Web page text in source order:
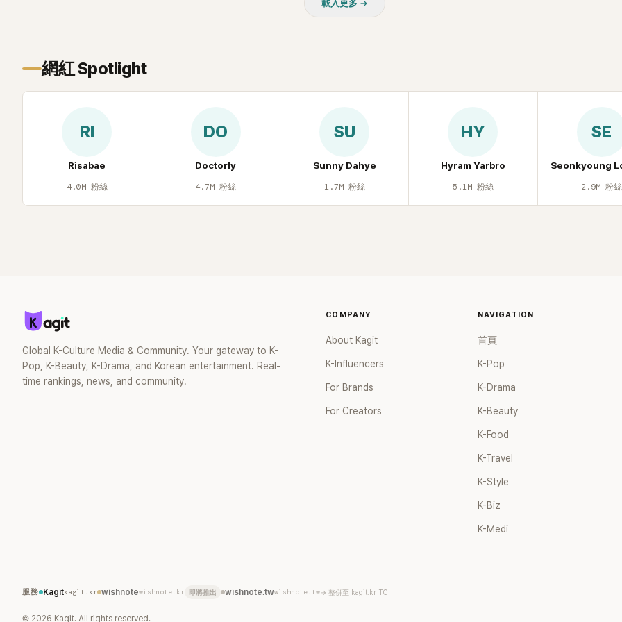
言，當時確實被質疑動過隆胸手術。她回
時隆胸手術幾乎只有「腋下切開」一種方式，
脆把腋下給大家看，證明我根本沒動過。」
笑。 事實上，早在 2006 年，李智惠就為
了證明自己沒有「隆乳」，真的召開了一場泳
去」的直率性格。其實她過去也曾在 SBS
節目《脫掉鞋子恢單4Men》 中，親自公開
重提這段至今仍被粉絲視為黑歷史代表作
的事件。 回顧李智惠的演藝路，她於
1998 年以混聲團體 S#arp 成員身分出
滿。如今除了持續活躍於綜藝節目，她經
營的 YouTube 頻道也即將突破百萬訂閱，
二春。
載入更多 →
網紅 Spotlight
RI
Risabae
4.0M 粉絲
DO
Doctorly
4.7M 粉絲
SU
Sunny Dahye
1.7M 粉絲
HY
Hyram Yarbro
5.1M 粉絲
SE
Seonkyoung
2.9M 粉絲
Global K-Culture Media & Community. Your gateway to K-
Pop, K-Beauty, K-Drama, and Korean entertainment. Real-
time rankings, news, and community.
COMPANY
About Kagit
K-Influencers
For Brands
For Creators
NAVIGATION
首頁
K-Pop
K-Drama
K-Beauty
K-Food
K-Travel
K-Style
K-Biz
K-Medi
服務 Kagitkagit.kr wishnotewishnote.kr 即將推出 wishnote.twwishnote.tw→ 整併至 kagit.kr TC
© 2026 Kagit. All rights reserved.